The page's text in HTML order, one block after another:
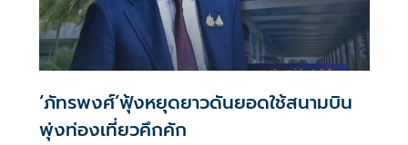
‘ภัทรพงศ์’ฟุ้งหยุดยาวดันยอดใช้สนามบิน
พุ่งท่องเที่ยวคึกคัก